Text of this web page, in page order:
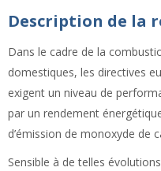
Description de la
Dans le cadre de la
domestiques, les directives
exigent un niveau de
par un rendement
d’émission de monoxyde de
Sensible à de telles